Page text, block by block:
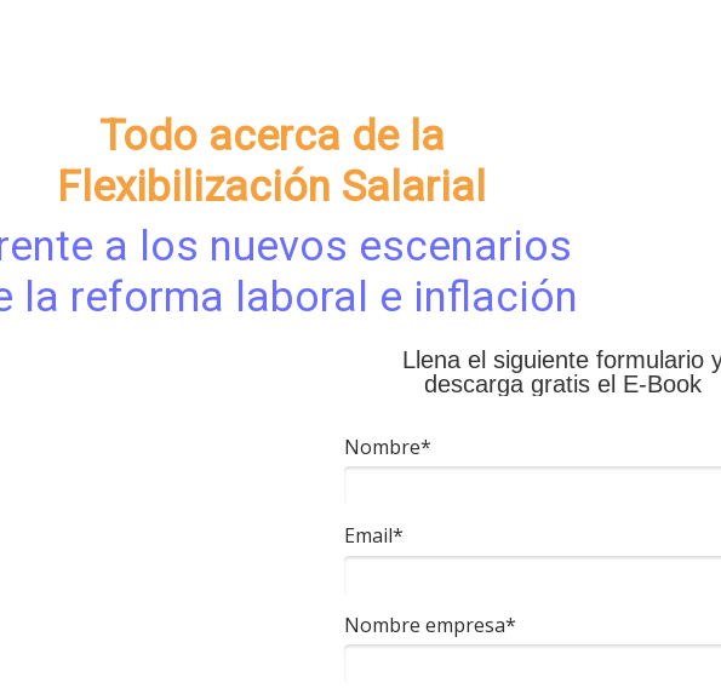
Todo acerca de la
Flexibilización Salarial
a los nuevos escenarios
la reforma laboral e inflación
Llena el siguiente formulario
descarga gratis el E-Book
Nombre*
Email*
Nombre empresa*